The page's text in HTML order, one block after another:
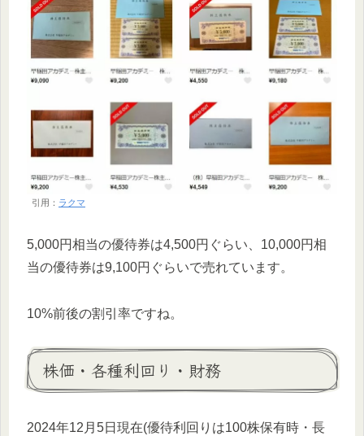
引用： ラクマ
5,000円相当の優待券は4,500円ぐらい、10,000円相
当の優待券は9,100円ぐらいで売れています。
10%前後の割引率ですね。
株価・各種利回り・財務
2024年12月5日現在(優待利回りは100株保有時・長